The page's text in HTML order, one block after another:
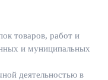
товаров, работ и
и муниципальных
деятельностью в